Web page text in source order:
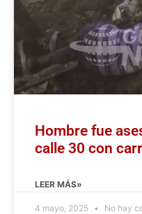
Hombre fue
calle 30 con
LEER MÁS»
4 mayo, 2025 No hay